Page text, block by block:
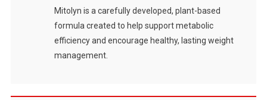
Mitolyn is a carefully developed, plant-based
formula created to help support metabolic
efficiency and encourage healthy, lasting weight
management.